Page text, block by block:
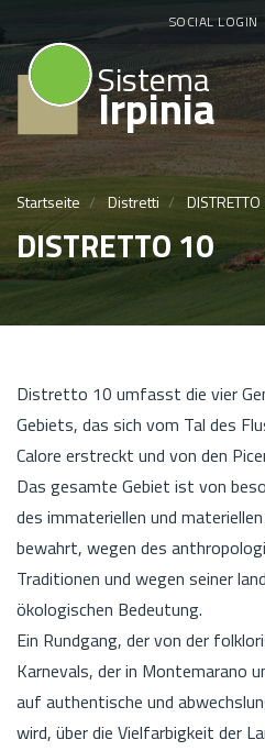
SOCIAL LOGIN
Sistema
Irpinia
Startseite Distretti
DISTRETTO 10
Distretto 10 umfasst die vier
Gebiets, das sich vom Tal des
Calore erstreckt und von den
Das gesamte Gebiet ist von
des immateriellen und
bewahrt, wegen des
Traditionen und wegen seiner
ökologischen Bedeutung.
Ein Rundgang, der von der
Karnevals, der in Montemarano
auf authentische und
wird, über die Vielfarbigkeit der